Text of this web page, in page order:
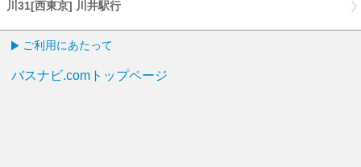
川31[西東京] 川井駅行
ご利用にあたって
バスナビ.comトップページ